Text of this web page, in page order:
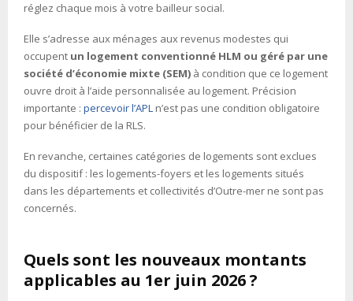
réglez chaque mois à votre bailleur social.
Elle s’adresse aux ménages aux revenus modestes qui
occupent un logement conventionné HLM ou géré par une
société d’économie mixte (SEM) à condition que ce logement
ouvre droit à l’aide personnalisée au logement. Précision
importante : percevoir l’APL n’est pas une condition obligatoire
pour bénéficier de la RLS.
En revanche, certaines catégories de logements sont exclues
du dispositif : les logements-foyers et les logements situés
dans les départements et collectivités d’Outre-mer ne sont pas
concernés.
Quels sont les nouveaux montants
applicables au 1er juin 2026 ?